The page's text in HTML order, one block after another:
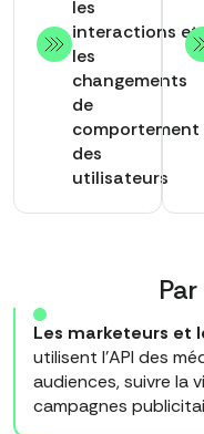
les
interactions et
les
changements
de
comportement
des
utilisateurs
Les marketeurs et
utilisent l'API des
audiences, suivre la
campagnes